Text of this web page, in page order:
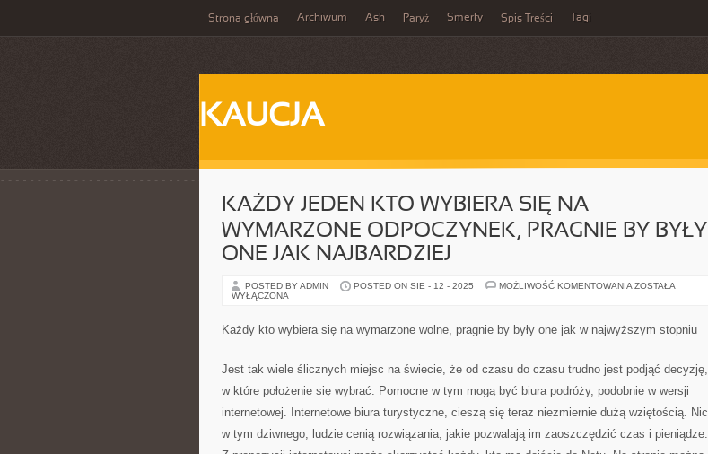
Strona główna Archiwum Ash Paryż Smerfy Spis Treści Tagi
KAUCJA
KAŻDY JEDEN KTO WYBIERA SIĘ NA
WYMARZONE ODPOCZYNEK, PRAGNIE BY BYŁY
ONE JAK NAJBARDZIEJ
POSTED BY ADMIN POSTED ON SIE - 12 - 2025 MOŻLIWOŚĆ KOMENTOWANIA KAŻDY
NA
PRAGNIE
BY
ONE
NAJBARDZIEJ
ZOSTAŁA
WYŁĄCZONA
Każdy kto wybiera się na wymarzone wolne, pragnie by były one jak w najwyższym stopniu
Jest tak wiele ślicznych miejsc na świecie, że od czasu do czasu trudno jest podjąć decyzję,
w które położenie się wybrać. Pomocne w tym mogą być biura podróży, podobnie w wersji
internetowej. Internetowe biura turystyczne, cieszą się teraz niezmiernie dużą wziętością. Nic
w tym dziwnego, ludzie cenią rozwiązania, jakie pozwalają im zaoszczędzić czas i pieniądze.